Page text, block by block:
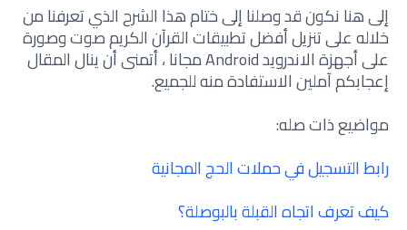
إلى هنا نكون قد وصلنا إلى ختام هذا الشرح الذي تعرفنا من
خلاله على تنزيل أفضل تطبيقات القرآن الكريم صوت وصورة
على أجهزة الاندرويد Android مجانا ، أتمنى أن ينال المقال
إعجابكم آملين الاستفادة منه للجميع.
مواضيع ذات صله:
رابط التسجيل في حملات الحج المجانية
كيف تعرف اتجاه القبلة بالبوصلة؟